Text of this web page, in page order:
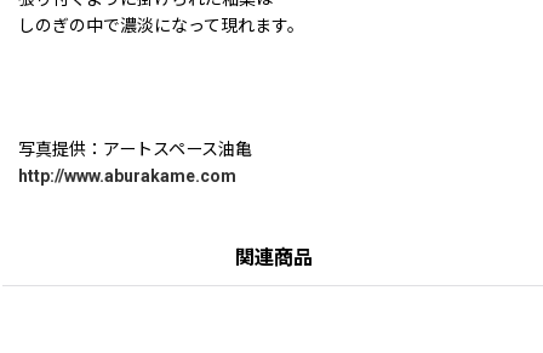
しのぎの中で濃淡になって現れます。
写真提供：アートスペース油亀
http://www.aburakame.com
関連商品